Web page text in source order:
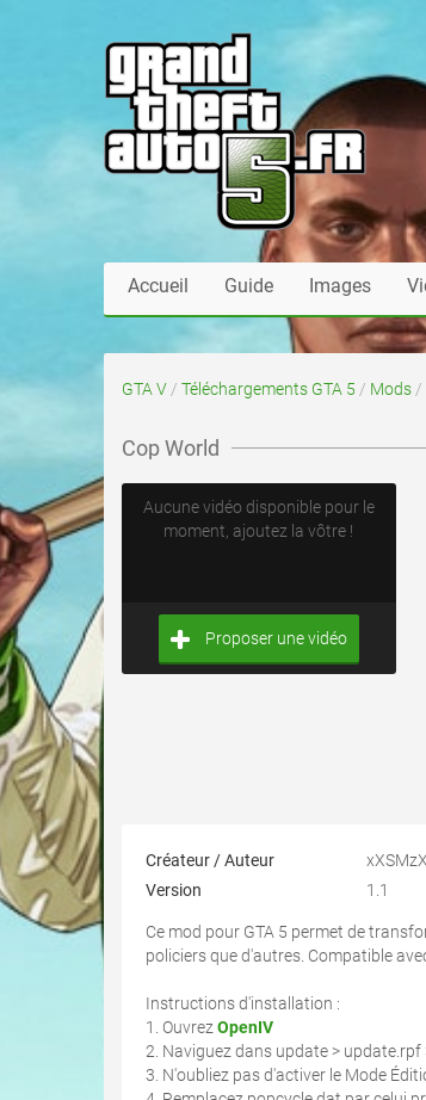
Accueil Guide Images
GTA V / Téléchargements GTA 5 / Mods /
Cop World
Aucune vidéo disponible pour le
moment, ajoutez la vôtre !
Proposer une vidéo
Créateur / Auteur
Version
1.1
Ce mod pour GTA 5 permet de
policiers que d'autres. Compatible
Instructions d'installation :
1. Ouvrez OpenIV
2. Naviguez dans update > update.rpf
3. N'oubliez pas d'activer le Mode